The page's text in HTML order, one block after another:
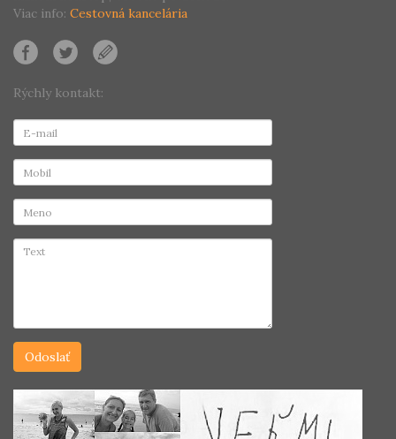
Viac info: Cestovná kancelária
Rýchly kontakt: